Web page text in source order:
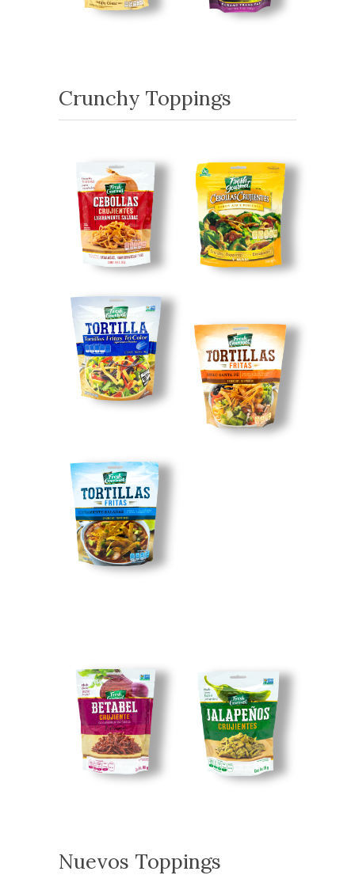
Crunchy Toppings
Nuevos Toppings